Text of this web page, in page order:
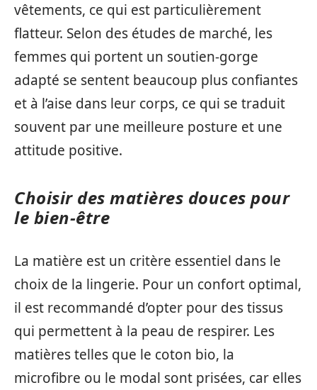
vêtements, ce qui est particulièrement
flatteur. Selon des études de marché, les
femmes qui portent un soutien-gorge
adapté se sentent beaucoup plus confiantes
et à l’aise dans leur corps, ce qui se traduit
souvent par une meilleure posture et une
attitude positive.
Choisir des matières douces pour
le bien-être
La matière est un critère essentiel dans le
choix de la lingerie. Pour un confort optimal,
il est recommandé d’opter pour des tissus
qui permettent à la peau de respirer. Les
matières telles que le coton bio, la
microfibre ou le modal sont prisées, car elles